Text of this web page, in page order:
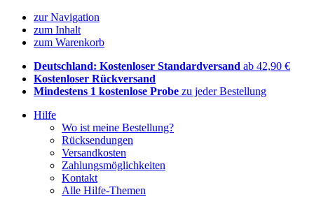
zur Navigation
zum Inhalt
zum Warenkorb
Deutschland: Kostenloser Standardversand ab 42,90 €
Kostenloser Rückversand
Mindestens 1 kostenlose Probe zu jeder Bestellung
Hilfe
Wo ist meine Bestellung?
Rücksendungen
Versandkosten
Zahlungsmöglichkeiten
Kontakt
Alle Hilfe-Themen